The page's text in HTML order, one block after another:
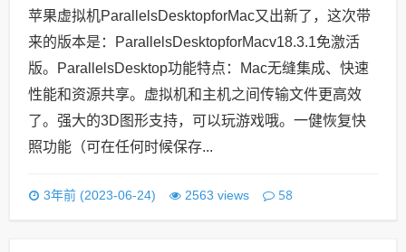
苹果虚拟机ParallelsDesktopforMac又出新了，这次带
来的版本是：ParallelsDesktopforMacv18.3.1免激活
版。ParallelsDesktop功能特点：Mac无缝集成、快速
性能和资源共享。虚拟机和主机之间传输文件更高效
了。强大的3D图形支持，可以玩游戏哦。一健恢复快
照功能（可在任何时候保存...
3年前 (2023-06-24) 2563 views 58